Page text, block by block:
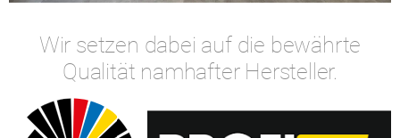
Wir setzen dabei auf die bewährte
Qualität namhafter Hersteller.